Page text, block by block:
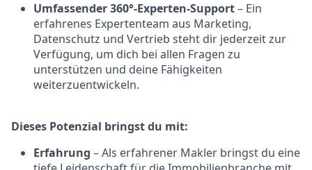
Umfassender 360°-Experten-Support– Ein
erfahrenes Expertenteam aus Marketing,
Datenschutz und Vertrieb steht dir jederzeit zur
Verfügung, um dich bei allen Fragen zu
unterstützen und deine Fähigkeiten
weiterzuentwickeln.
Dieses Potenzial bringst du mit:
Erfahrung – Als erfahrener Makler bringst du eine